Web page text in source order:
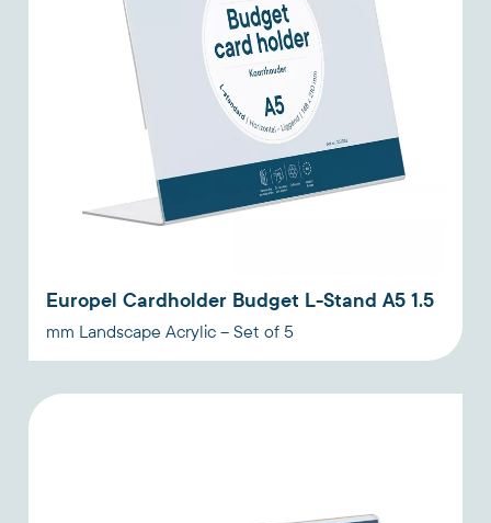
Europel Cardholder Budget L-Stand A5 1.5
mm Landscape Acrylic – Set of 5